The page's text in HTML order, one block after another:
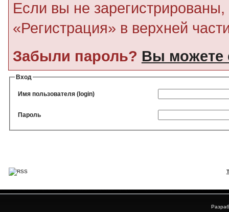
Если вы не
«Регистрация» в верхней
Забыли пароль? Вы можете
Вход
Имя пользователя (login)
Пароль